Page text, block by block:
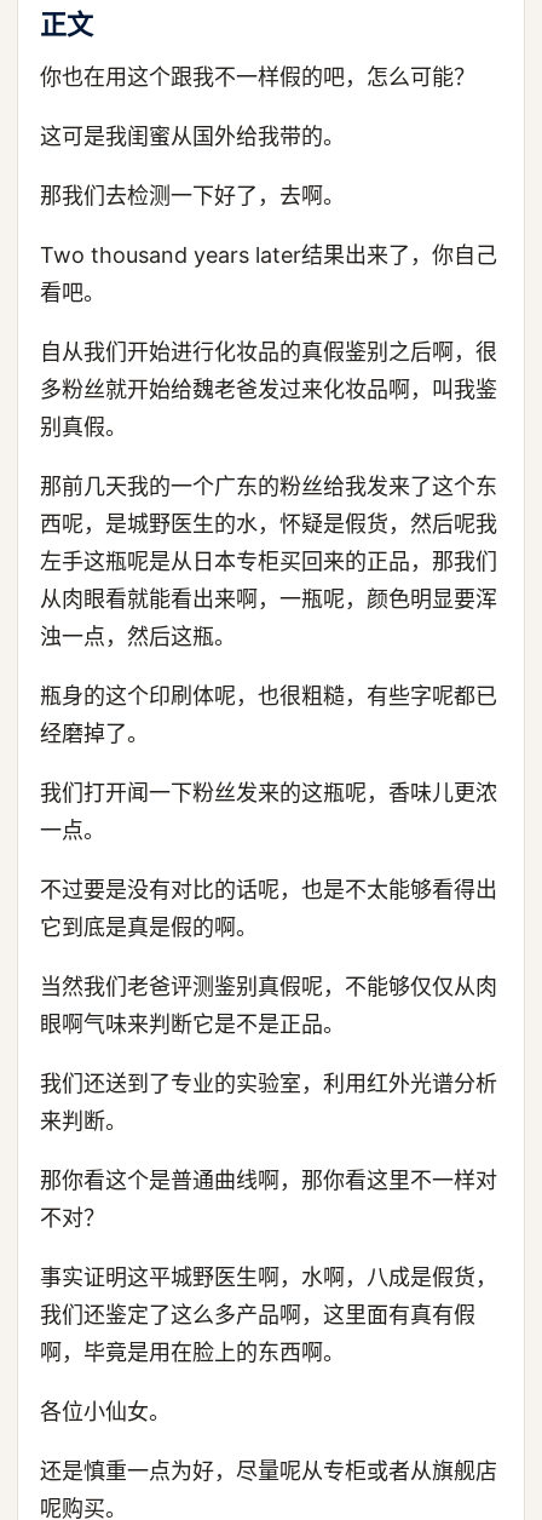
正文
你也在用这个跟我不一样假的吧，怎么可能？
这可是我闺蜜从国外给我带的。
那我们去检测一下好了，去啊。
Two thousand years later结果出来了，你自己
看吧。
自从我们开始进行化妆品的真假鉴别之后啊，很
多粉丝就开始给魏老爸发过来化妆品啊，叫我鉴
别真假。
那前几天我的一个广东的粉丝给我发来了这个东
西呢，是城野医生的水，怀疑是假货，然后呢我
左手这瓶呢是从日本专柜买回来的正品，那我们
从肉眼看就能看出来啊，一瓶呢，颜色明显要浑
浊一点，然后这瓶。
瓶身的这个印刷体呢，也很粗糙，有些字呢都已
经磨掉了。
我们打开闻一下粉丝发来的这瓶呢，香味儿更浓
一点。
不过要是没有对比的话呢，也是不太能够看得出
它到底是真是假的啊。
当然我们老爸评测鉴别真假呢，不能够仅仅从肉
眼啊气味来判断它是不是正品。
我们还送到了专业的实验室，利用红外光谱分析
来判断。
那你看这个是普通曲线啊，那你看这里不一样对
不对？
事实证明这平城野医生啊，水啊，八成是假货，
我们还鉴定了这么多产品啊，这里面有真有假
啊，毕竟是用在脸上的东西啊。
各位小仙女。
还是慎重一点为好，尽量呢从专柜或者从旗舰店
呢购买。